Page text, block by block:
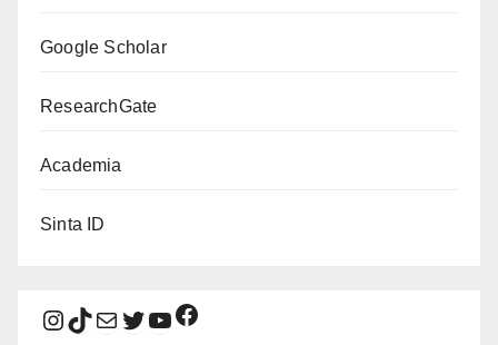
Google Scholar
ResearchGate
Academia
Sinta ID
Instagram
TikTok
MailTwitter
YouTube
Facebook